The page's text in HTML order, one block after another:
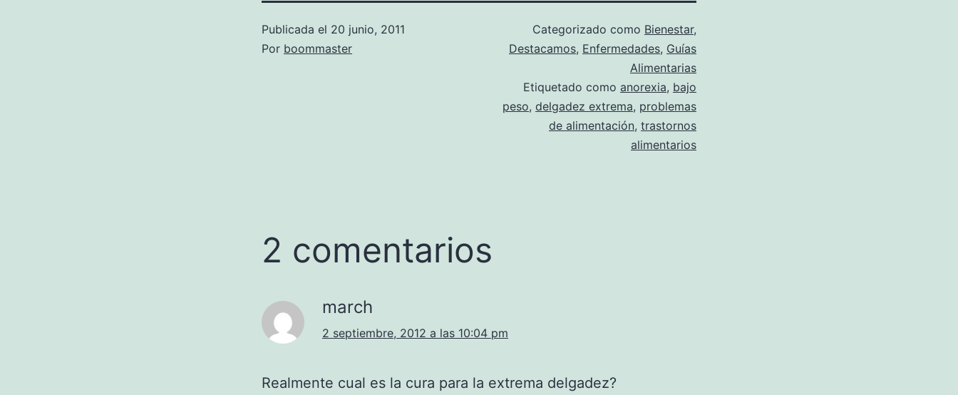
Publicada el 20 junio, 2011
Por boommaster
Categorizado como Bienestar,
Destacamos, Enfermedades, Guías
Alimentarias
Etiquetado como anorexia, bajo
peso, delgadez extrema, problemas
de alimentación, trastornos
alimentarios
2 comentarios
march
2 septiembre, 2012 a las 10:04 pm
Realmente cual es la cura para la extrema delgadez?